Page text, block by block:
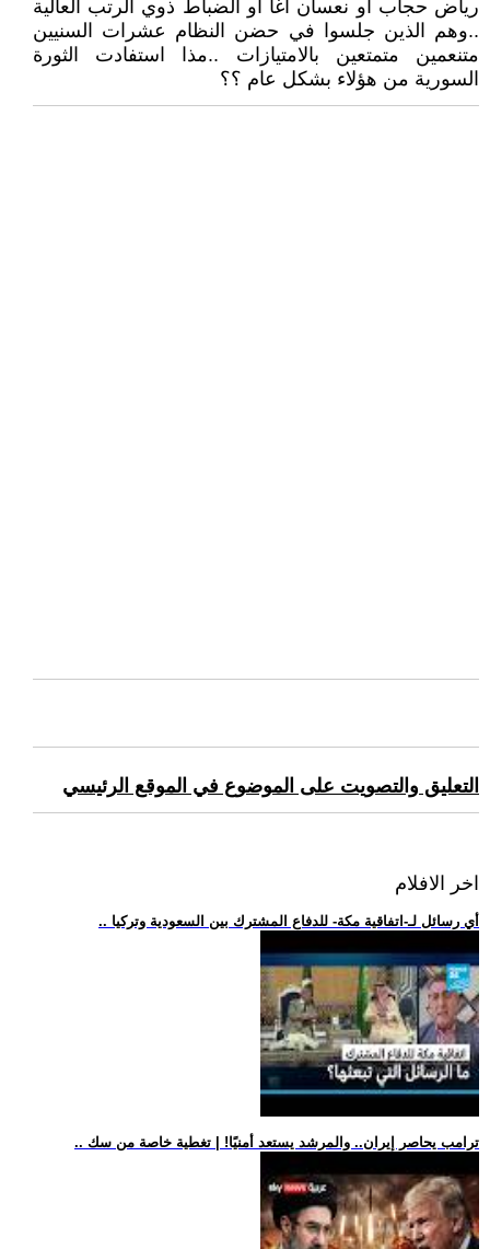
رياض حجاب او نعسان أغا او الضباط ذوي الرتب العالية
..وهم الذين جلسوا في حضن النظام عشرات السنيين
متنعمين متمتعين بالامتيازات ..مذا استفادت الثورة
السورية من هؤلاء بشكل عام ؟؟
التعليق والتصويت على الموضوع في الموقع الرئيسي
اخر الافلام
.. أي رسائل لـ-اتفاقية مكة- للدفاع المشترك بين السعودية وتركيا
.. ترامب يحاصر إيران.. والمرشد يستعد أمنيًا! | تغطية خاصة من سك